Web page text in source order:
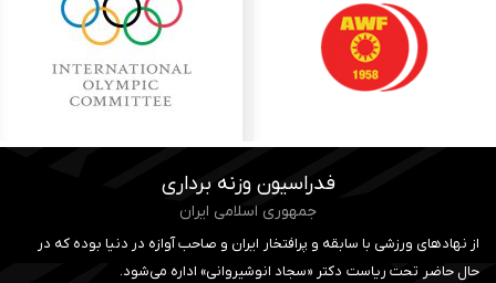
فدراسیون وزنه برداری
جمهوری اسلامی ایران
از نهادهای ورزشی با سابقه و پرافتخار ایران و صاحب آوازه در دنیا بوده که در
حال حاضر تحت ریاست دکتر «سجاد انوشیروانی» اداره می‌شود.